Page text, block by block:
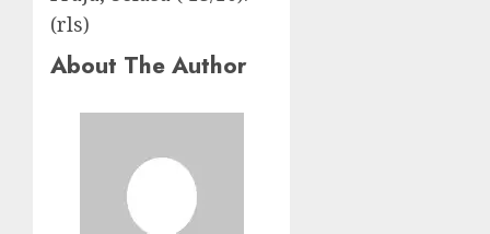
(rls)
About The Author